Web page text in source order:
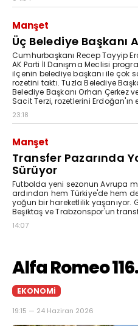
Manşet
Üç Belediye Başkanı
Cumhurbaşkanı Recep Tayyip
AK Parti İl Danışma Meclisi
ilçenin belediye başkanı ile çok
rozetini taktı. Tuzla Belediye
Belediye Başkanı Orhan Çerkez
Sacit Terzi, rozetlerini Erdoğan'ın
23:18
Manşet
Transfer Pazarında
Sürüyor
Futbolda yeni sezonun Avrupa
ardından hem Türkiye'de hem
yoğun bir hareketlilik yaşanıyor.
Beşiktaş ve Trabzonspor'un
14:07